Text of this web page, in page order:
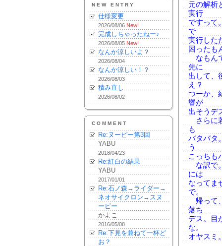
NEW ENTRY
仕様変更
2026/08/06 New!
完成しちゃったねー♪
2026/08/05 New!
なんか涼しいよ？
2026/08/04
なんか涼しい！？
2026/08/03
積み直し
2026/08/02
COMMENT
Re:ヌーピー第3回
YABU
2018/04/23
Re:紅白の結果
YABU
2017/01/01
Re:石ノ森→ライダー→
ネオサイクロン→スヌ
ーピー
かよこ
2016/05/08
Re:下見を兼ねて一杯ど
お？
元の解析
実行
ですって
で
実行した
困ったも
なもん
先に
出して、
え？
つーか、
響が
出そうデ
さらに
も
バタバタ
う
こっちも
な訳で
には
なってま
で。
帰って
落ち
デス。目
な。
オヤスミ